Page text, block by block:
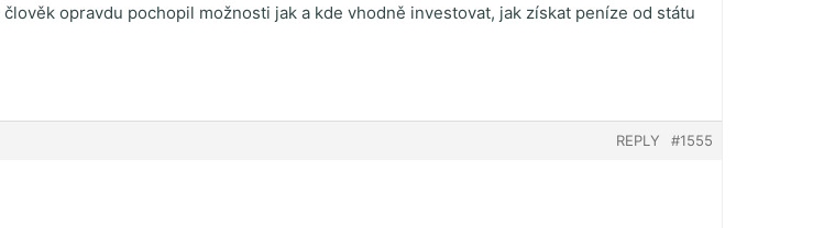
opravdu pochopil možnosti jak a kde vhodně investovat, jak získat peníze od státu
#1555
REPLY